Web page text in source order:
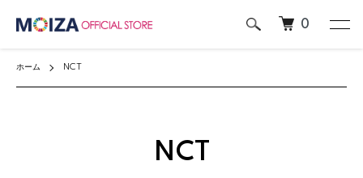
0
ホーム NCT
NCT